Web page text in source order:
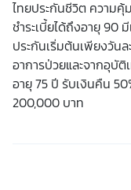
ไทยประกันชีวิต ความคุ้
ชำระเบี้ยได้ถึงอายุ 90
ประกันเริ่มต้นเพียงวัน
อาการป่วยและจากอุบั
อายุ 75 ปี รับเงินคืน
200,000 บาท